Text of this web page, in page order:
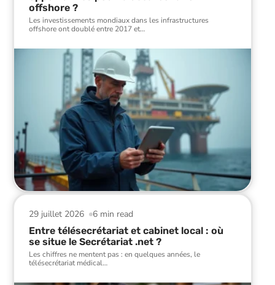
offshore ?
Les investissements mondiaux dans les infrastructures
offshore ont doublé entre 2017 et…
6 min read
29 juillet 2026
Entre télésecrétariat et cabinet local : où
se situe le Secrétariat .net ?
Les chiffres ne mentent pas : en quelques années, le
télésecrétariat médical…